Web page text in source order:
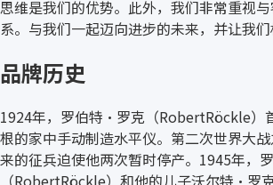
思维是我们的优势。此外，我们非常重视
系。与我们一起迈向进步的未来，并让我们
品牌历史
1924年，罗伯特·罗克（RobertRöckle）
根的家中手动制造水平仪。第二次世界大
来的征兵迫使他两次暂时停产。1945年，
（RobertRöckle）和他的儿子沃尔特·罗